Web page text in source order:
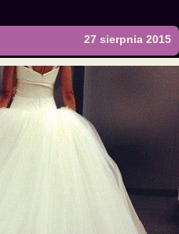
27 sierpnia 2015